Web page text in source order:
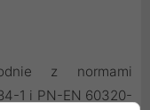
z normami
1 i PN-EN 60320-